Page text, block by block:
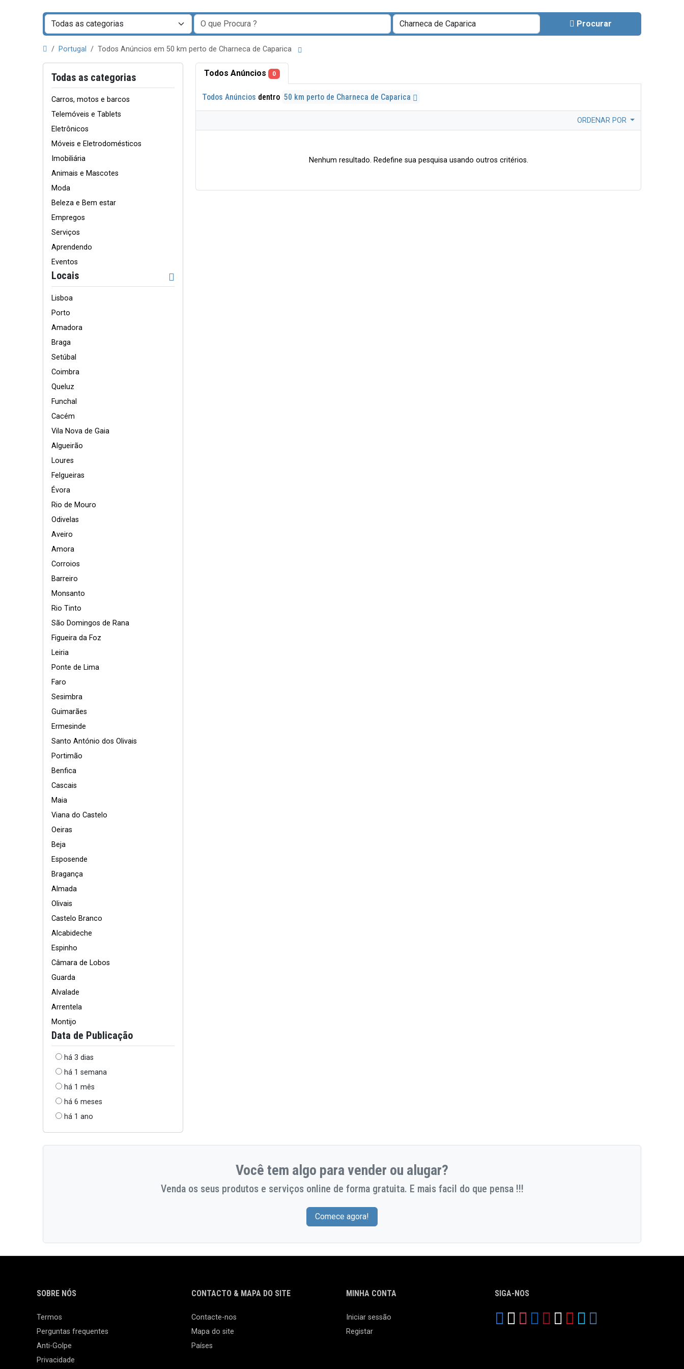
Procurar
Portugal Todos Anúncios em 50 km perto de Charneca de Caparica
Todas as categorias
Carros, motos e barcos
Telemóveis e Tablets
Eletrônicos
Móveis e Eletrodomésticos
Imobiliária
Animais e Mascotes
Moda
Beleza e Bem estar
Empregos
Serviços
Aprendendo
Eventos
Locais
Lisboa
Porto
Amadora
Braga
Setúbal
Coimbra
Queluz
Funchal
Cacém
Vila Nova de Gaia
Algueirão
Loures
Felgueiras
Évora
Rio de Mouro
Odivelas
Aveiro
Amora
Corroios
Barreiro
Monsanto
Rio Tinto
São Domingos de Rana
Figueira da Foz
Leiria
Ponte de Lima
Faro
Sesimbra
Guimarães
Ermesinde
Santo António dos Olivais
Portimão
Benfica
Cascais
Maia
Viana do Castelo
Oeiras
Beja
Esposende
Bragança
Almada
Olivais
Castelo Branco
Alcabideche
Espinho
Câmara de Lobos
Guarda
Alvalade
Arrentela
Montijo
Data de Publicação
há 3 dias
há 1 semana
há 1 mês
há 6 meses
há 1 ano
Todos Anúncios 0
Todos Anúncios dentro 50 km perto de Charneca de Caparica
ORDENAR POR
Nenhum resultado. Redefine sua pesquisa usando outros critérios.
Você tem algo para vender ou alugar?
Venda os seus produtos e serviços online de forma gratuita. E mais facil do que pensa !!!
Comece agora!
SOBRE NÓS
Termos
Perguntas frequentes
Anti-Golpe
Privacidade
CONTACTO & MAPA DO SITE
Contacte-nos
Mapa do site
Países
MINHA CONTA
Iniciar sessão
Registar
SIGA-NOS